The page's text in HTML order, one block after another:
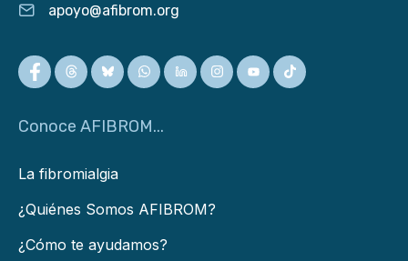
apoyo@afibrom.org
Conoce AFIBROM...
La fibromialgia
¿Quiénes Somos AFIBROM?
¿Cómo te ayudamos?